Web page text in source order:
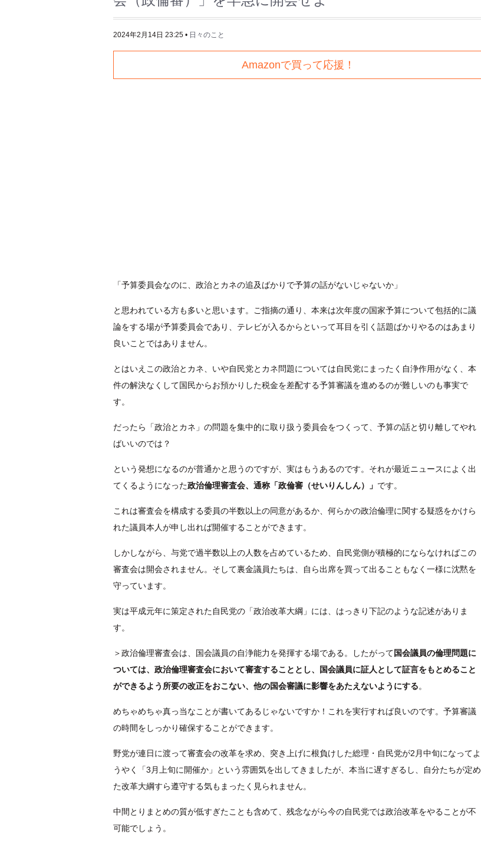
2024年2月14日 23:25 • 日々のこと
Amazonで買って応援！
「予算委員会なのに、政治とカネの追及ばかりで予算の話がないじゃないか」
と思われている方も多いと思います。ご指摘の通り、本来は次年度の国家予算について包括的に議
論をする場が予算委員会であり、テレビが入るからといって耳目を引く話題ばかりやるのはあまり
良いことではありません。
とはいえこの政治とカネ、いや自民党とカネ問題については自民党にまったく自浄作用がなく、本
件の解決なくして国民からお預かりした税金を差配する予算審議を進めるのが難しいのも事実で
す。
だったら「政治とカネ」の問題を集中的に取り扱う委員会をつくって、予算の話と切り離してやれ
ばいいのでは？
という発想になるのが普通かと思うのですが、実はもうあるのです。それが最近ニュースによく出
てくるようになった政治倫理審査会、通称「政倫審（せいりんしん）」 です。
これは審査会を構成する委員の半数以上の同意があるか、何らかの政治倫理に関する疑惑をかけら
れた議員本人が申し出れば開催することができます。
しかしながら、与党で過半数以上の人数を占めているため、自民党側が積極的にならなければこの
審査会は開会されません。そして裏金議員たちは、自ら出席を買って出ることもなく一様に沈黙を
守っています。
実は平成元年に策定された自民党の「政治改革大綱」には、はっきり下記のような記述がありま
す。
＞政治倫理審査会は、国会議員の自浄能力を発揮する場である。したがって国会議員の倫理問題に
ついては、政治倫理審査会において審査することとし、国会議員に証人として証言をもとめること
ができるよう所要の改正をおこない、他の国会審議に影響をあたえないようにする。
めちゃめちゃ真っ当なことが書いてあるじゃないですか！これを実行すれば良いのです。予算審議
の時間をしっかり確保することができます。
野党が連日に渡って審査会の改革を求め、突き上げに根負けした総理・自民党が2月中旬になってよ
うやく「3月上旬に開催か」という雰囲気を出してきましたが、本当に遅すぎるし、自分たちが定め
た改革大綱すら遵守する気もまったく見られません。
中間とりまとめの質が低すぎたことも含めて、残念ながら今の自民党では政治改革をやることが不
可能でしょう。